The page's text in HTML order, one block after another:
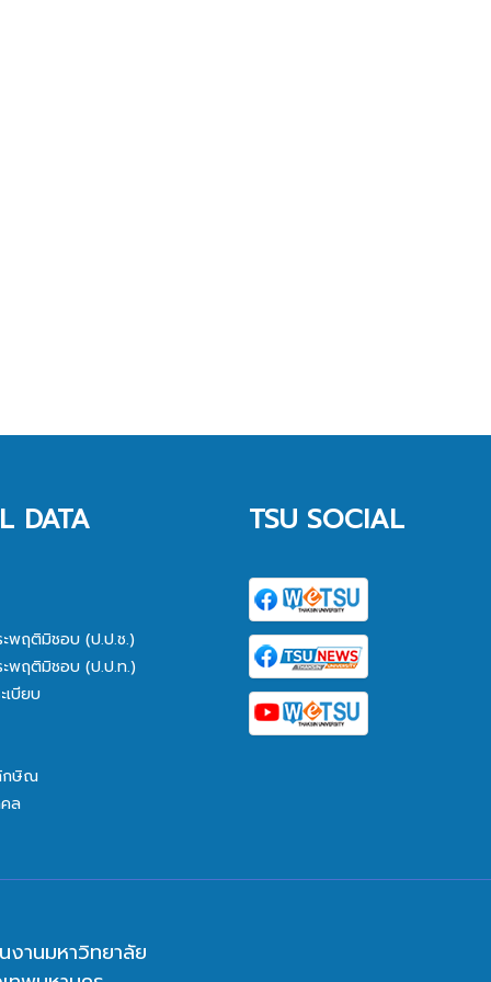
DATA
ะพฤติมิชอบ (ป.ป.ช.)
ะพฤติมิชอบ (ป.ป.ท.)
บียบ
กษิณ
ล
TSU SOCIAL
งานมหาวิทยาลัย